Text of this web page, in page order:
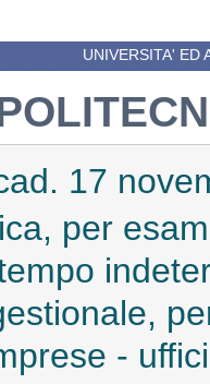
UNIVERSITA' ED
17
per
-